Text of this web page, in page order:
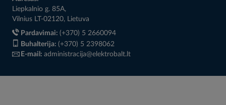
Liepkalnio g. 85A,
Vilnius LT-02120, Lietuva
Pardavimai: (+370) 5 2660094
Buhalterija: (+370) 5 2398062
E-mail: administracija@elektrobalt.lt